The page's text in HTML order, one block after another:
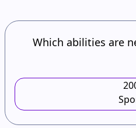
Which abilities are